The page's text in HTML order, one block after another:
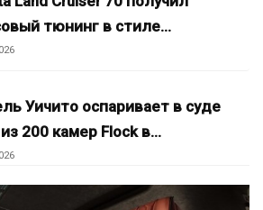
тюнинг в стиле…
Уичито оспаривает в суде
200 камер Flock в…